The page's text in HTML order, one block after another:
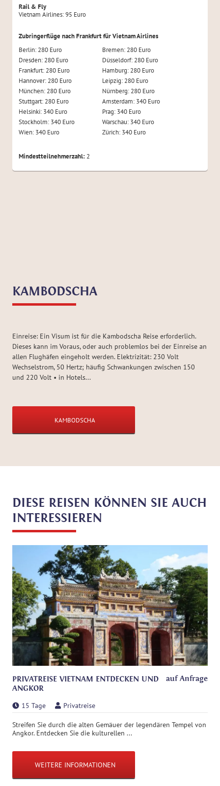
Rail & Fly
Vietnam Airlines: 95 Euro
Zubringerflüge nach Frankfurt für Vietnam Airlines
Berlin: 280 Euro
Bremen: 280 Euro
Dresden: 280 Euro
Düsseldorf: 280 Euro
Frankfurt: 280 Euro
Hamburg: 280 Euro
Hannover: 280 Euro
Leipzig: 280 Euro
München: 280 Euro
Nürnberg: 280 Euro
Stuttgart: 280 Euro
Amsterdam: 340 Euro
Helsinki: 340 Euro
Prag: 340 Euro
Stockholm: 340 Euro
Warschau: 340 Euro
Wien: 340 Euro
Zürich: 340 Euro
Mindestteilnehmerzahl:2
KAMBODSCHA
Einreise: Ein Visum ist für die Kambodscha Reise erforderlich.
Dieses kann im Voraus, oder auch problemlos bei der Einreise an
allen Flughäfen eingeholt werden. Elektrizität: 230 Volt
Wechselstrom, 50 Hertz; häufig Schwankungen zwischen 150
und 220 Volt • in Hotels...
KAMBODSCHA
DIESE REISEN KÖNNEN SIE AUCH
INTERESSIEREN
PRIVATREISE VIETNAM ENTDECKEN UND
ANGKOR
auf Anfrage
15 Tage Privatreise
Streifen Sie durch die alten Gemäuer der legendären Tempel von
Angkor. Entdecken Sie die kulturellen ...
WEITERE INFORMATIONEN